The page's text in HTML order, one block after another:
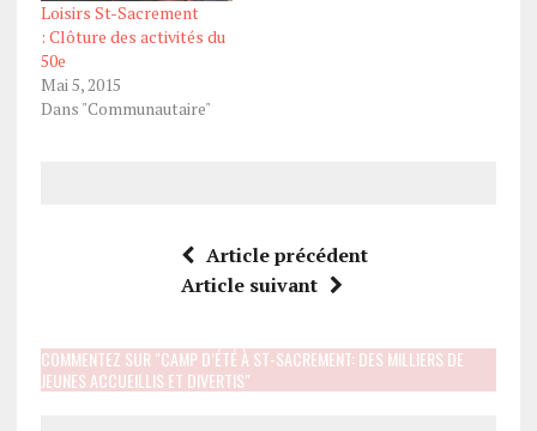
Loisirs St-Sacrement
: Clôture des activités du
50e
Mai 5, 2015
Dans "Communautaire"
Article précédent
Article suivant
COMMENTEZ SUR "CAMP D’ÉTÉ À ST-SACREMENT: DES MILLIERS DE
JEUNES ACCUEILLIS ET DIVERTIS"